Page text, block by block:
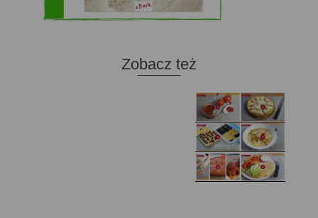
Zobacz też
Domowy ketchup (bez
cukru)
Tarta francuska z
cebulą i pomidorem
Domowe żelki
Zupa kurkowa z
selerem i pietruszką